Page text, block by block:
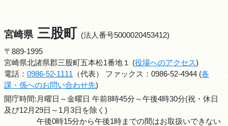
宮崎県 三股町 (法人番号5000020453412)
〒889-1995
宮崎県北諸県郡三股町五本松1番地１ (役場へのアクセス)
電話： 0986-52-1111 （代表） ファックス：0986-52-4944 (各
課・係へのお問い合わせ先)
開庁時間:月曜日～金曜日 午前8時45分～午後4時30分(祝・休日
及び12月29日～1月3日を除く)
午後0時15分から午後1時までの間はお取扱いできない